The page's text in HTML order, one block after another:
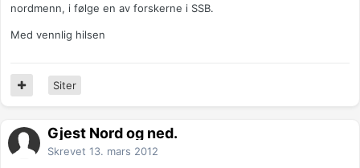
nordmenn, i følge en av forskerne i SSB.
Med vennlig hilsen
Siter
Gjest Nord og ned.
Skrevet 13. mars 2012